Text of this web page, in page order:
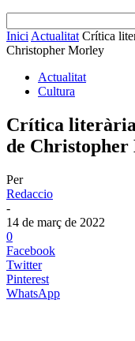
Inici Actualitat Crítica
Christopher Morley
Actualitat
Cultura
Crítica
de
Per
Redaccio
-
14 de març de 2022
0
Facebook
Twitter
Pinterest
WhatsApp